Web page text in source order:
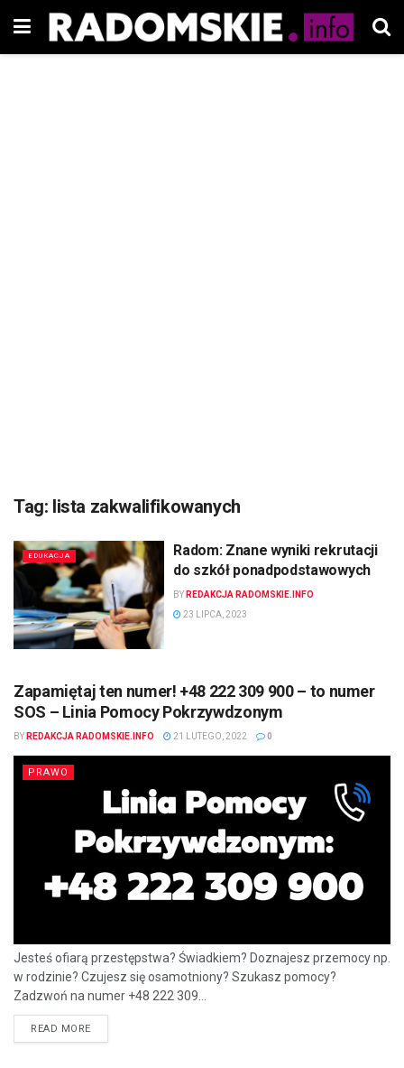
Tag: lista zakwalifikowanych
EDUKACJA
Radom: Znane wyniki rekrutacji
do szkół ponadpodstawowych
BY REDAKCJA RADOMSKIE.INFO
23 LIPCA, 2023
Zapamiętaj ten numer! +48 222 309 900 – to numer
SOS – Linia Pomocy Pokrzywdzonym
BY REDAKCJA RADOMSKIE.INFO 21 LUTEGO, 2022 0
PRAWO
Jesteś ofiarą przestępstwa? Świadkiem? Doznajesz przemocy np.
w rodzinie? Czujesz się osamotniony? Szukasz pomocy?
Zadzwoń na numer +48 222 309...
READ MORE